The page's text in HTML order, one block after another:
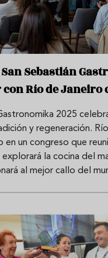
Sebastián
Río de Janeiro
2025
y regeneración.
un congreso que
la cocina del
al mejor callo del